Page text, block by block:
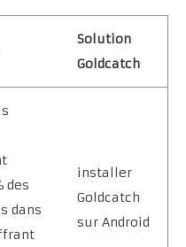
Solution
Goldcatch
des
dans
installer
Goldcatch
sur Android